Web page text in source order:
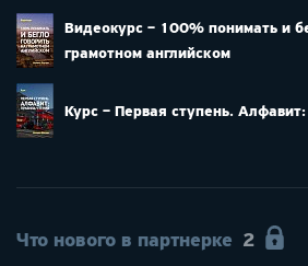
Видеокурс – 100% понимать и
грамотном английском
Курс – Первая ступень.
Что нового в партнерке 2